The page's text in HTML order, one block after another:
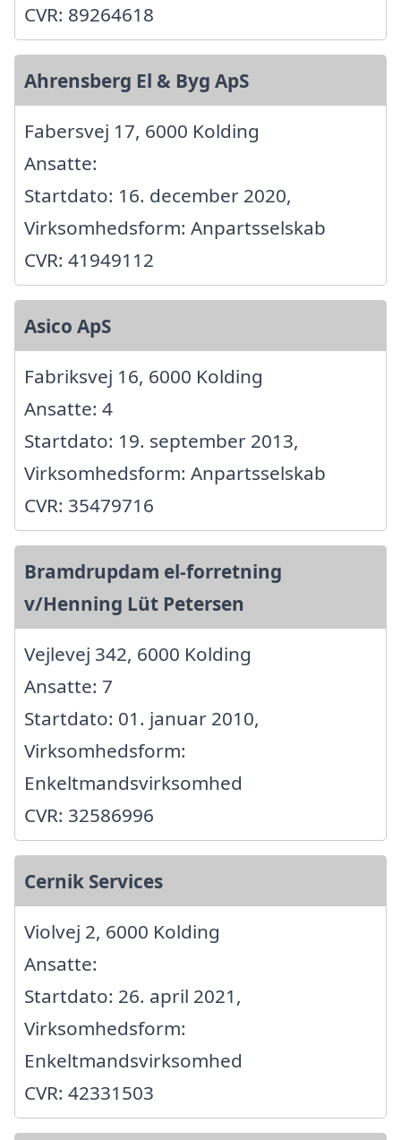
CVR: 89264618
Ahrensberg El & Byg ApS
Fabersvej 17, 6000 Kolding
Ansatte:
Startdato: 16. december 2020,
Virksomhedsform: Anpartsselskab
CVR: 41949112
Asico ApS
Fabriksvej 16, 6000 Kolding
Ansatte: 4
Startdato: 19. september 2013,
Virksomhedsform: Anpartsselskab
CVR: 35479716
Bramdrupdam el-forretning
v/Henning Lüt Petersen
Vejlevej 342, 6000 Kolding
Ansatte: 7
Startdato: 01. januar 2010,
Virksomhedsform:
Enkeltmandsvirksomhed
CVR: 32586996
Cernik Services
Violvej 2, 6000 Kolding
Ansatte:
Startdato: 26. april 2021,
Virksomhedsform:
Enkeltmandsvirksomhed
CVR: 42331503